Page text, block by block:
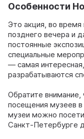
Особенности
Это акция, во
позднего вечера и
постоянные
специальные
— самая
разрабатываются
Обратите внимание,
посещения музеев
музеи можно
Санкт-Петербурге